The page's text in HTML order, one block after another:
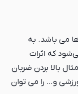
ها می باشد. به
که اثرات
بالا بردن ضربان
و… را می توان